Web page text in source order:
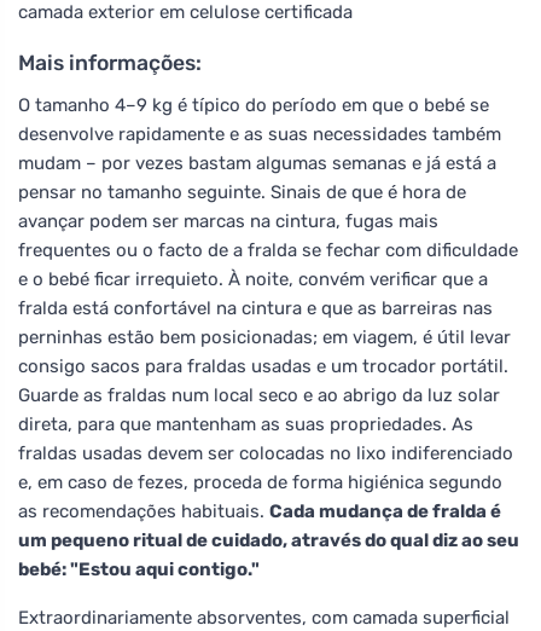
camada exterior em celulose certificada
Mais informações:
O tamanho 4–9 kg é típico do período em que o bebé se
desenvolve rapidamente e as suas necessidades também
mudam – por vezes bastam algumas semanas e já está a
pensar no tamanho seguinte. Sinais de que é hora de
avançar podem ser marcas na cintura, fugas mais
frequentes ou o facto de a fralda se fechar com dificuldade
e o bebé ficar irrequieto. À noite, convém verificar que a
fralda está confortável na cintura e que as barreiras nas
perninhas estão bem posicionadas; em viagem, é útil levar
consigo sacos para fraldas usadas e um trocador portátil.
Guarde as fraldas num local seco e ao abrigo da luz solar
direta, para que mantenham as suas propriedades. As
fraldas usadas devem ser colocadas no lixo indiferenciado
e, em caso de fezes, proceda de forma higiénica segundo
as recomendações habituais. Cada mudança de fralda é
um pequeno ritual de cuidado, através do qual diz ao seu
bebé: "Estou aqui contigo."
Extraordinariamente absorventes, com camada superficial